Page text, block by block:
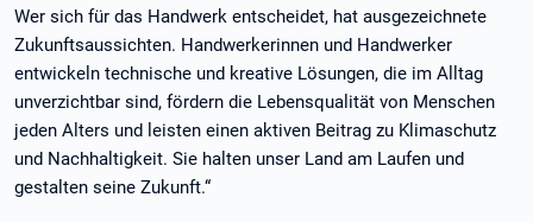
Wer sich für das Handwerk entscheidet, hat ausgezeichnete
Zukunftsaussichten. Handwerkerinnen und Handwerker
entwickeln technische und kreative Lösungen, die im Alltag
unverzichtbar sind, fördern die Lebensqualität von Menschen
jeden Alters und leisten einen aktiven Beitrag zu Klimaschutz
und Nachhaltigkeit. Sie halten unser Land am Laufen und
gestalten seine Zukunft.“